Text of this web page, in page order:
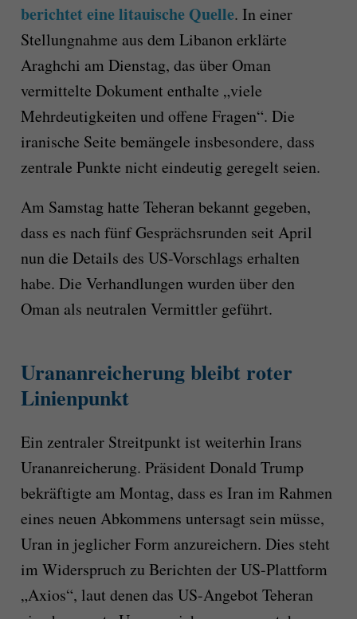
berichtet eine litauische Quelle. In einer
Stellungnahme aus dem Libanon erklärte
Araghchi am Dienstag, das über Oman
vermittelte Dokument enthalte „viele
Mehrdeutigkeiten und offene Fragen“. Die
iranische Seite bemängele insbesondere, dass
zentrale Punkte nicht eindeutig geregelt seien.
Am Samstag hatte Teheran bekannt gegeben,
dass es nach fünf Gesprächsrunden seit April
nun die Details des US-Vorschlags erhalten
habe. Die Verhandlungen wurden über den
Oman als neutralen Vermittler geführt.
Urananreicherung bleibt roter
Linienpunkt
Ein zentraler Streitpunkt ist weiterhin Irans
Urananreicherung. Präsident Donald Trump
bekräftigte am Montag, dass es Iran im Rahmen
eines neuen Abkommens untersagt sein müsse,
Uran in jeglicher Form anzureichern. Dies steht
im Widerspruch zu Berichten der US-Plattform
„Axios“, laut denen das US-Angebot Teheran